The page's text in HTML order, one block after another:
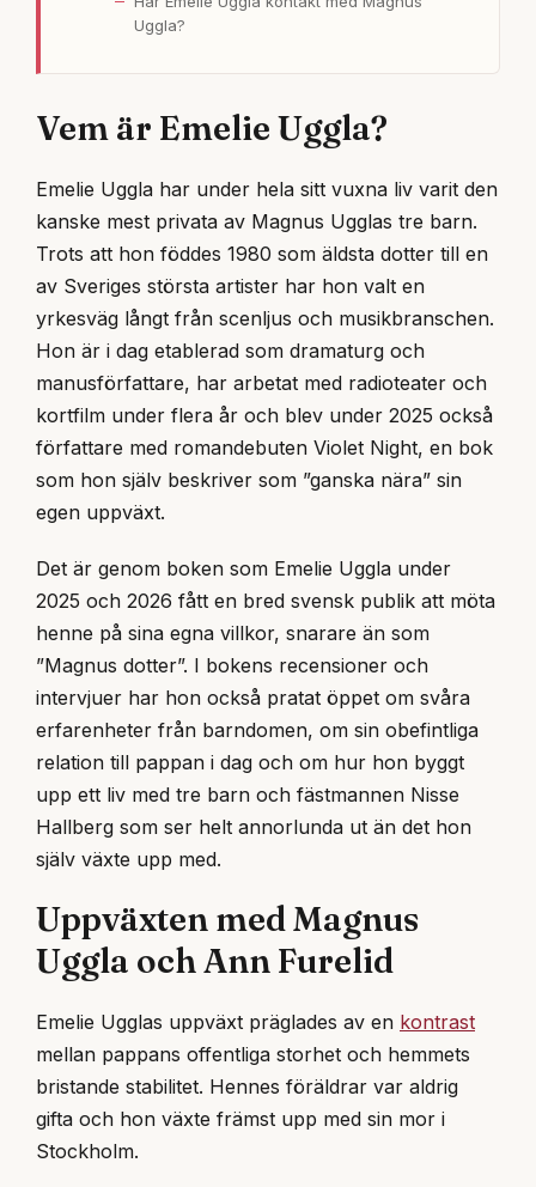
Uggla?
Vem är Emelie Uggla?
Emelie Uggla har under hela sitt vuxna liv varit den
kanske mest privata av Magnus Ugglas tre barn.
Trots att hon föddes 1980 som äldsta dotter till en
av Sveriges största artister har hon valt en
yrkesväg långt från scenljus och musikbranschen.
Hon är i dag etablerad som dramaturg och
manusförfattare, har arbetat med radioteater och
kortfilm under flera år och blev under 2025 också
författare med romandebuten Violet Night, en bok
som hon själv beskriver som ”ganska nära” sin
egen uppväxt.
Det är genom boken som Emelie Uggla under
2025 och 2026 fått en bred svensk publik att möta
henne på sina egna villkor, snarare än som
”Magnus dotter”. I bokens recensioner och
intervjuer har hon också pratat öppet om svåra
erfarenheter från barndomen, om sin obefintliga
relation till pappan i dag och om hur hon byggt
upp ett liv med tre barn och fästmannen Nisse
Hallberg som ser helt annorlunda ut än det hon
själv växte upp med.
Uppväxten med Magnus
Uggla och Ann Furelid
Emelie Ugglas uppväxt präglades av en kontrast
mellan pappans offentliga storhet och hemmets
bristande stabilitet. Hennes föräldrar var aldrig
gifta och hon växte främst upp med sin mor i
Stockholm.